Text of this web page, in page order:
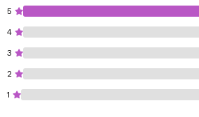
5
4
3
2
1